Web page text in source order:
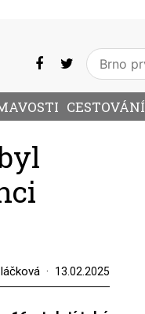
CESTOVÁNÍ
13.02.2025